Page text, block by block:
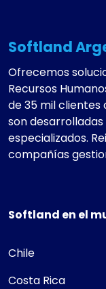
Softland
Ofrecemos
Recursos
de 35 mil clientes
son
especializados.
compañías
Softland en el
Chile
Costa Rica